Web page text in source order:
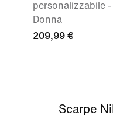
personalizzabile -
Donna
209,99 €
Scarpe